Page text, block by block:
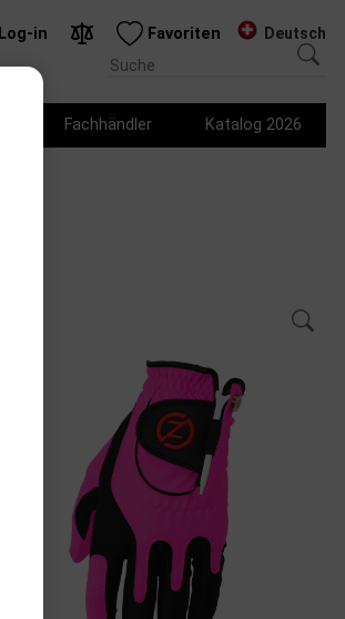
Log-in Favoriten Deutsch
Fachhändler Katalog 2026